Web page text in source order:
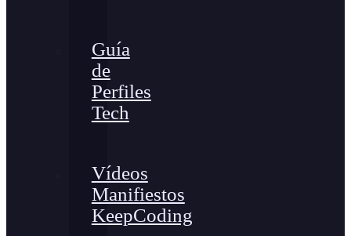
Guía
de
Perfiles
Tech
Vídeos
Manifiestos
KeepCoding